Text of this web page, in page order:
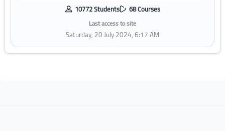
10772 Students 68 Courses
Last access to site
Saturday, 20 July 2024, 6:17 AM